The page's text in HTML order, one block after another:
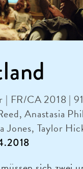
| FR/CA 2018 |
Anastasia
Jones, Taylor